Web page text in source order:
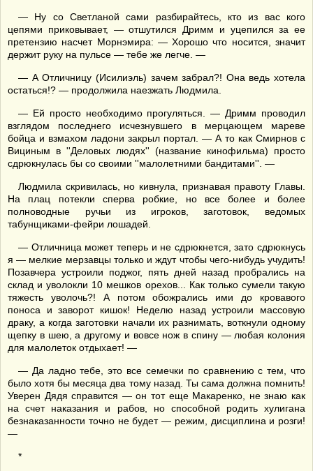
— Ну со Светланой сами разбирайтесь, кто из вас кого
цепями приковывает, — отшутился Дримм и уцепился за ее
претензию насчет Морнэмира: — Хорошо что носится, значит
держит руку на пульсе — тебе же легче. —
— А Отличницу (Исилиэль) зачем забрал?! Она ведь хотела
остаться!? — продолжила наезжать Людмила.
— Ей просто необходимо прогуляться. — Дримм проводил
взглядом последнего исчезнувшего в мерцающем мареве
бойца и взмахом ладони закрыл портал. — А то как Смирнов с
Вициным в ''Деловых людях'' (название кинофильма) просто
сдрюкнулась бы со своими ''малолетними бандитами''. —
Людмила скривилась, но кивнула, признавая правоту Главы.
На плац потекли сперва робкие, но все более и более
полноводные ручьи из игроков, заготовок, ведомых
табунщиками-фейри лошадей.
— Отличница может теперь и не сдрюкнется, зато сдрюкнусь
я — мелкие мерзавцы только и ждут чтобы чего-нибудь учудить!
Позавчера устроили поджог, пять дней назад пробрались на
склад и уволокли 10 мешков орехов... Как только сумели такую
тяжесть уволочь?! А потом обожрались ими до кровавого
поноса и заворот кишок! Неделю назад устроили массовую
драку, а когда заготовки начали их разнимать, воткнули одному
щепку в шею, а другому и вовсе нож в спину — любая колония
для малолеток отдыхает! —
— Да ладно тебе, это все семечки по сравнению с тем, что
было хотя бы месяца два тому назад. Ты сама должна помнить!
Уверен Дядя справится — он тот еще Макаренко, не знаю как
на счет наказания и рабов, но способной родить хулигана
безнаказанности точно не будет — режим, дисциплина и розги!
—
*